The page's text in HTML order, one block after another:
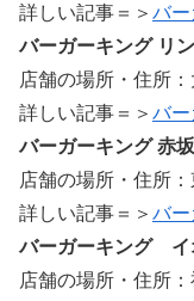
詳しい記事＝＞ バ
バーガーキング リ
店舗の場所・住所
詳しい記事＝＞ バ
バーガーキング 赤
店舗の場所・住所
詳しい記事＝＞ バ
バーガーキング イ
店舗の場所・住所